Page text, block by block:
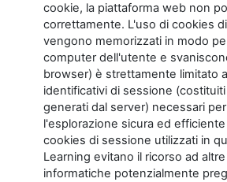
cookie, la piattaforma web non
correttamente. L'uso di cookies
vengono memorizzati in modo
computer dell'utente e
browser) è strettamente limitato
identificativi di sessione
generati dal server) necessari
l'esplorazione sicura ed
cookies di sessione utilizzati in
Learning evitano il ricorso ad
informatiche potenzialmente